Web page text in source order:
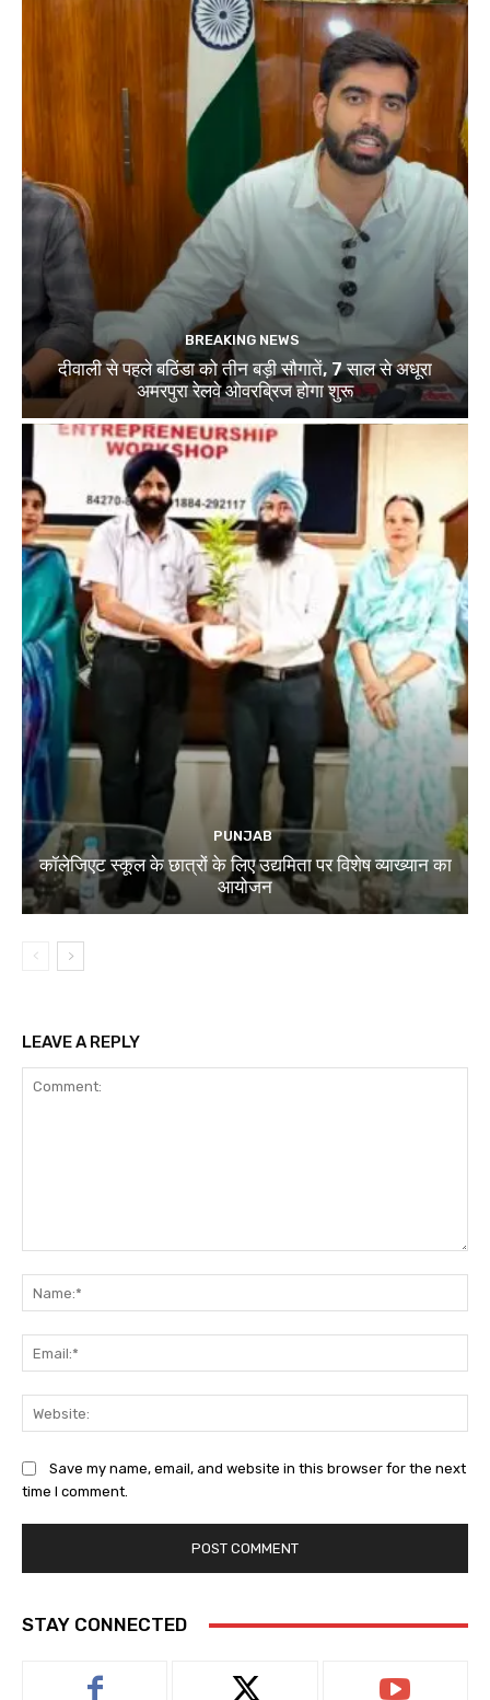
BREAKING NEWS
दीवाली से पहले बठिंडा को तीन बड़ी सौगातें, 7 साल से अधूरा
अमरपुरा रेलवे ओवरब्रिज होगा शुरू
PUNJAB
कॉलेजिएट स्कूल के छात्रों के लिए उद्यमिता पर विशेष व्याख्यान का
आयोजन
LEAVE A REPLY
Save my name, email, and website in this browser for the next
time I comment.
STAY CONNECTED